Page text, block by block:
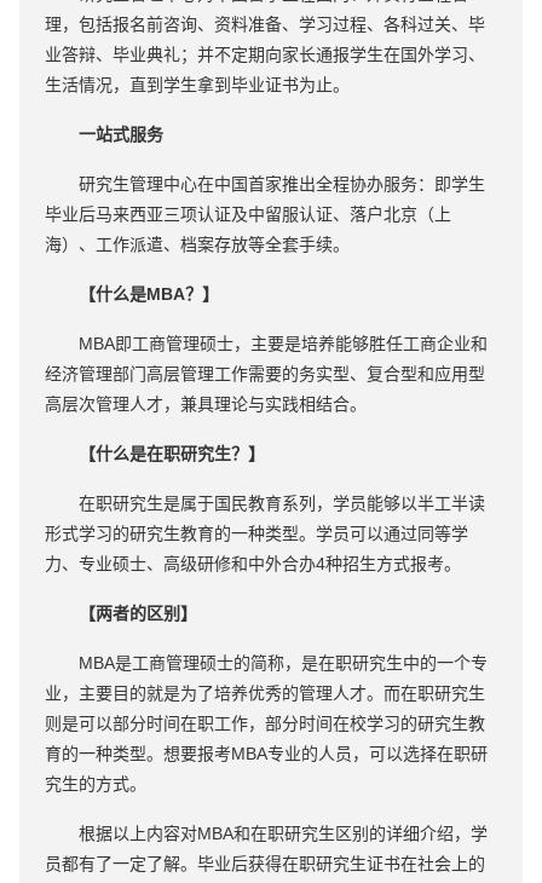
理，包括报名前咨询、资料准备、学习过程、各科过关、毕
业答辩、毕业典礼；并不定期向家长通报学生在国外学习、
生活情况，直到学生拿到毕业证书为止。
一站式服务
研究生管理中心在中国首家推出全程协办服务：即学生
毕业后马来西亚三项认证及中留服认证、落户北京（上
海）、工作派遣、档案存放等全套手续。
【什么是MBA？】
MBA即工商管理硕士，主要是培养能够胜任工商企业和
经济管理部门高层管理工作需要的务实型、复合型和应用型
高层次管理人才，兼具理论与实践相结合。
【什么是在职研究生？】
在职研究生是属于国民教育系列，学员能够以半工半读
形式学习的研究生教育的一种类型。学员可以通过同等学
力、专业硕士、高级研修和中外合办4种招生方式报考。
【两者的区别】
MBA是工商管理硕士的简称，是在职研究生中的一个专
业，主要目的就是为了培养优秀的管理人才。而在职研究生
则是可以部分时间在职工作，部分时间在校学习的研究生教
育的一种类型。想要报考MBA专业的人员，可以选择在职研
究生的方式。
根据以上内容对MBA和在职研究生区别的详细介绍，学
员都有了一定了解。毕业后获得在职研究生证书在社会上的